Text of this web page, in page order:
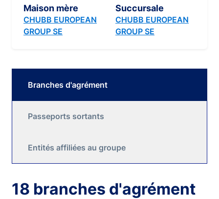
Maison mère
CHUBB EUROPEAN
GROUP SE
Succursale
CHUBB EUROPEAN
GROUP SE
Branches d'agrément
Passeports sortants
Entités affiliées au groupe
18 branches d'agrément